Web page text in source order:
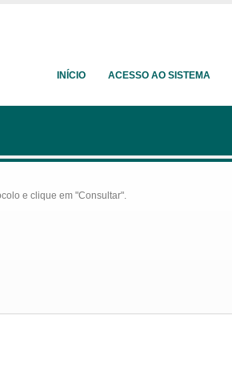
INÍCIO ACESSO AO SISTEMA
e clique em "Consultar".